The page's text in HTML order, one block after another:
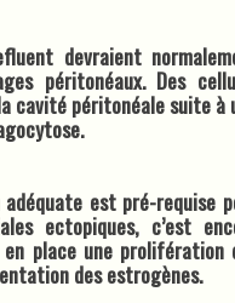
devraient
péritonéaux. Des
cavité péritonéale suite à
est pré-requise
ectopiques, c’est
place une prolifération
des estrogènes.